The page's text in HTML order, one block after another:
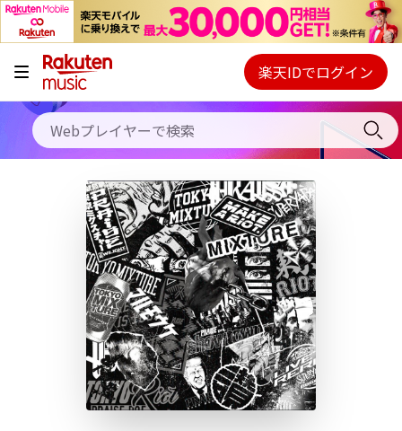
キャンペーン
料金プラン
使い方
初回30日間無料お試し
Webプレイヤー
ご契約内容の確認・変更
楽天IDでログイン